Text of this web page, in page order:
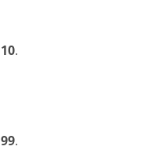
10.
99.